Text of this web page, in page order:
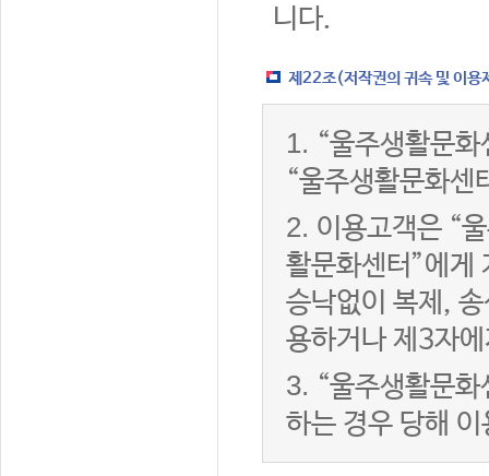
니다.
제22조(저작권의 귀속 및 이용
1. “울주생활문
“울주생활문화센
2. 이용고객은 “
활문화센터”에게
승낙없이 복제,
용하거나 제3자
3. “울주생활문
하는 경우 당해